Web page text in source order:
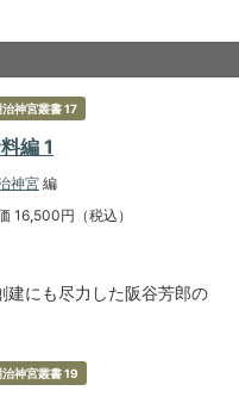
治神宮叢書 17
編 1
神宮 編
16,500円（税込）
建にも尽力した阪谷芳郎の
治神宮叢書 19